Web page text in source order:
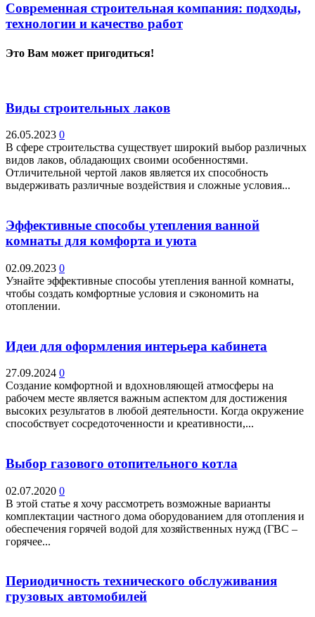
Современная строительная компания: подходы,
технологии и качество работ
Это Вам может пригодиться!
Виды строительных лаков
26.05.2023 0
В сфере строительства существует широкий выбор различных
видов лаков, обладающих своими особенностями.
Отличительной чертой лаков является их способность
выдерживать различные воздействия и сложные условия...
Эффективные способы утепления ванной
комнаты для комфорта и уюта
02.09.2023 0
Узнайте эффективные способы утепления ванной комнаты,
чтобы создать комфортные условия и сэкономить на
отоплении.
Идеи для оформления интерьера кабинета
27.09.2024 0
Создание комфортной и вдохновляющей атмосферы на
рабочем месте является важным аспектом для достижения
высоких результатов в любой деятельности. Когда окружение
способствует сосредоточенности и креативности,...
Выбор газового отопительного котла
02.07.2020 0
В этой статье я хочу рассмотреть возможные варианты
комплектации частного дома оборудованием для отопления и
обеспечения горячей водой для хозяйственных нужд (ГВС –
горячее...
Периодичность технического обслуживания
грузовых автомобилей